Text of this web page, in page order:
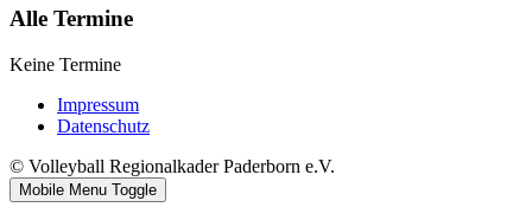
Alle Termine
Keine Termine
Impressum
Datenschutz
© Volleyball Regionalkader Paderborn e.V.
Mobile Menu Toggle